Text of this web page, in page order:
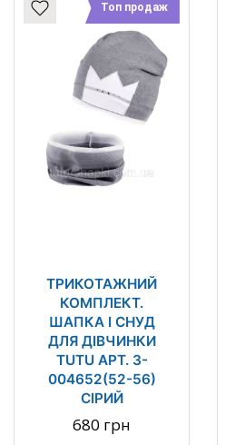
Топ продаж
ТРИКОТАЖНИЙ
КОМПЛЕКТ.
ШАПКА І СНУД
ДЛЯ ДІВЧИНКИ
TUTU АРТ. 3-
004652(52-56)
СІРИЙ
680 грн